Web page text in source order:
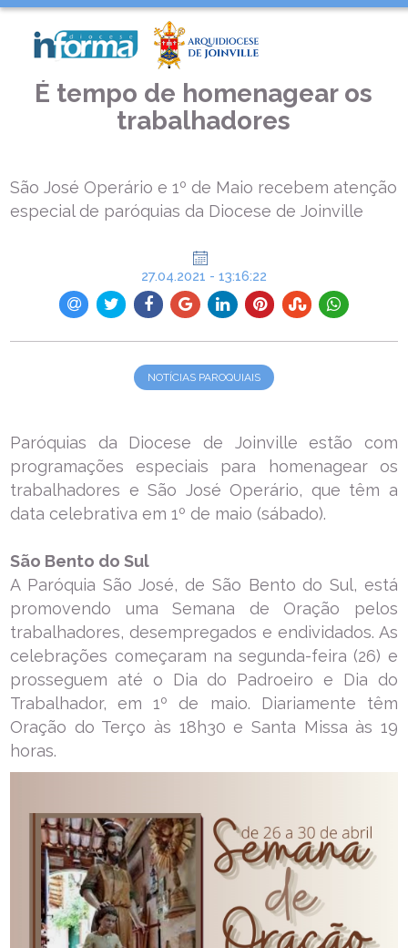
É TEMPO DE HOMENAGEAR OS TRABALHADORES
É tempo de homenagear os
trabalhadores
São José Operário e 1º de Maio recebem atenção
especial de paróquias da Diocese de Joinville
27.04.2021 - 13:16:22
NOTÍCIAS PAROQUIAIS
Paróquias da Diocese de Joinville estão com
programações especiais para homenagear os
trabalhadores e São José Operário, que têm a
data celebrativa em 1º de maio (sábado).
São Bento do Sul
A Paróquia São José, de São Bento do Sul, está
promovendo uma Semana de Oração pelos
trabalhadores, desempregados e endividados. As
celebrações começaram na segunda-feira (26) e
prosseguem até o Dia do Padroeiro e Dia do
Trabalhador, em 1º de maio. Diariamente têm
Oração do Terço às 18h30 e Santa Missa às 19
horas.